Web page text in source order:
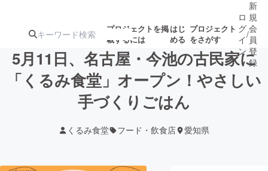
プロジェクトを掲
載するには
はじ
める
プロジェクト
をさがす
注目のリ 注目の新着プロ
ジェクト
募集終了が近いプ
ロ
グ
イ
ン
/
新
規
会
員
登
録
5月11日、名古屋・今池の古民家に
「くるみ食堂」オープン！やさしい
手づくりごはん
くるみ食堂 フード・飲食店 愛知県